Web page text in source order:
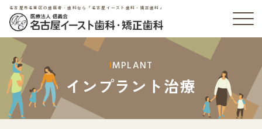
名古屋市名東区の歯医者・歯科なら「名古屋イースト歯科・矯正歯科」
IMPLANT
インプラント治療